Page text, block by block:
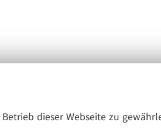
dieser Webseite zu